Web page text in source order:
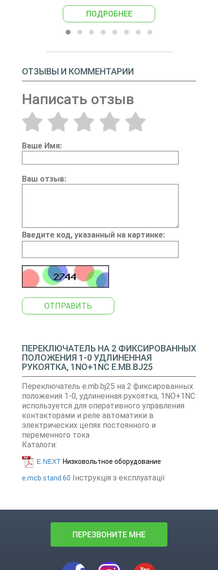
ПОДРОБНЕЕ
ОТЗЫВЫ И КОММЕНТАРИИ
Написать отзыв
Ваше Имя:
Ваш отзыв:
Введите код, указанный на картинке:
ОТПРАВИТЬ
ПЕРЕКЛЮЧАТЕЛЬ НА 2 ФИКСИРОВАННЫХ
ПОЛОЖЕНИЯ 1-0 УДЛИНЕННАЯ
РУКОЯТКА, 1NO+1NC E.MB.BJ25
Переключатель e.mb.bj25 на 2 фиксированных
положения 1-0, удлиненная рукоятка, 1NO+1NC
используется для оперативного управления
контакторами и реле автоматики в
электрических цепях постоянного и
переменного тока
Каталоги:
E.NEXT Низковольтное оборудование
e.mcb.stand.60 Інструкція з експлуатації
ПЕРЕЗВОНИТЕ МНЕ